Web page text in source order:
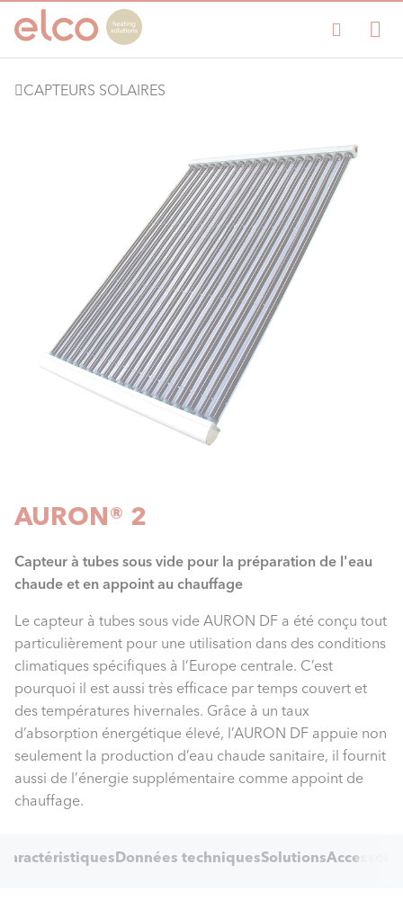
CAPTEURS SOLAIRES
AURON® 2
Capteur à tubes sous vide pour la préparation de l'eau
chaude et en appoint au chauffage
Le capteur à tubes sous vide AURON DF a été conçu tout
particulièrement pour une utilisation dans des conditions
climatiques spécifiques à l’Europe centrale. C’est
pourquoi il est aussi très efficace par temps couvert et
des températures hivernales. Grâce à un taux
d’absorption énergétique élevé, l’AURON DF appuie non
seulement la production d’eau chaude sanitaire, il fournit
aussi de l’énergie supplémentaire comme appoint de
chauffage.
Navigation
CaractéristiquesDonnées techniquesSolutions